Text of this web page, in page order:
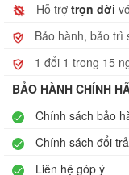
Hỗ trợ trọn đời
Bảo hành, bảo trì
1 đổi 1 trong 15
BẢO HÀNH CHÍNH
Chính sách bảo
Chính sách đổi
Liên hệ góp ý